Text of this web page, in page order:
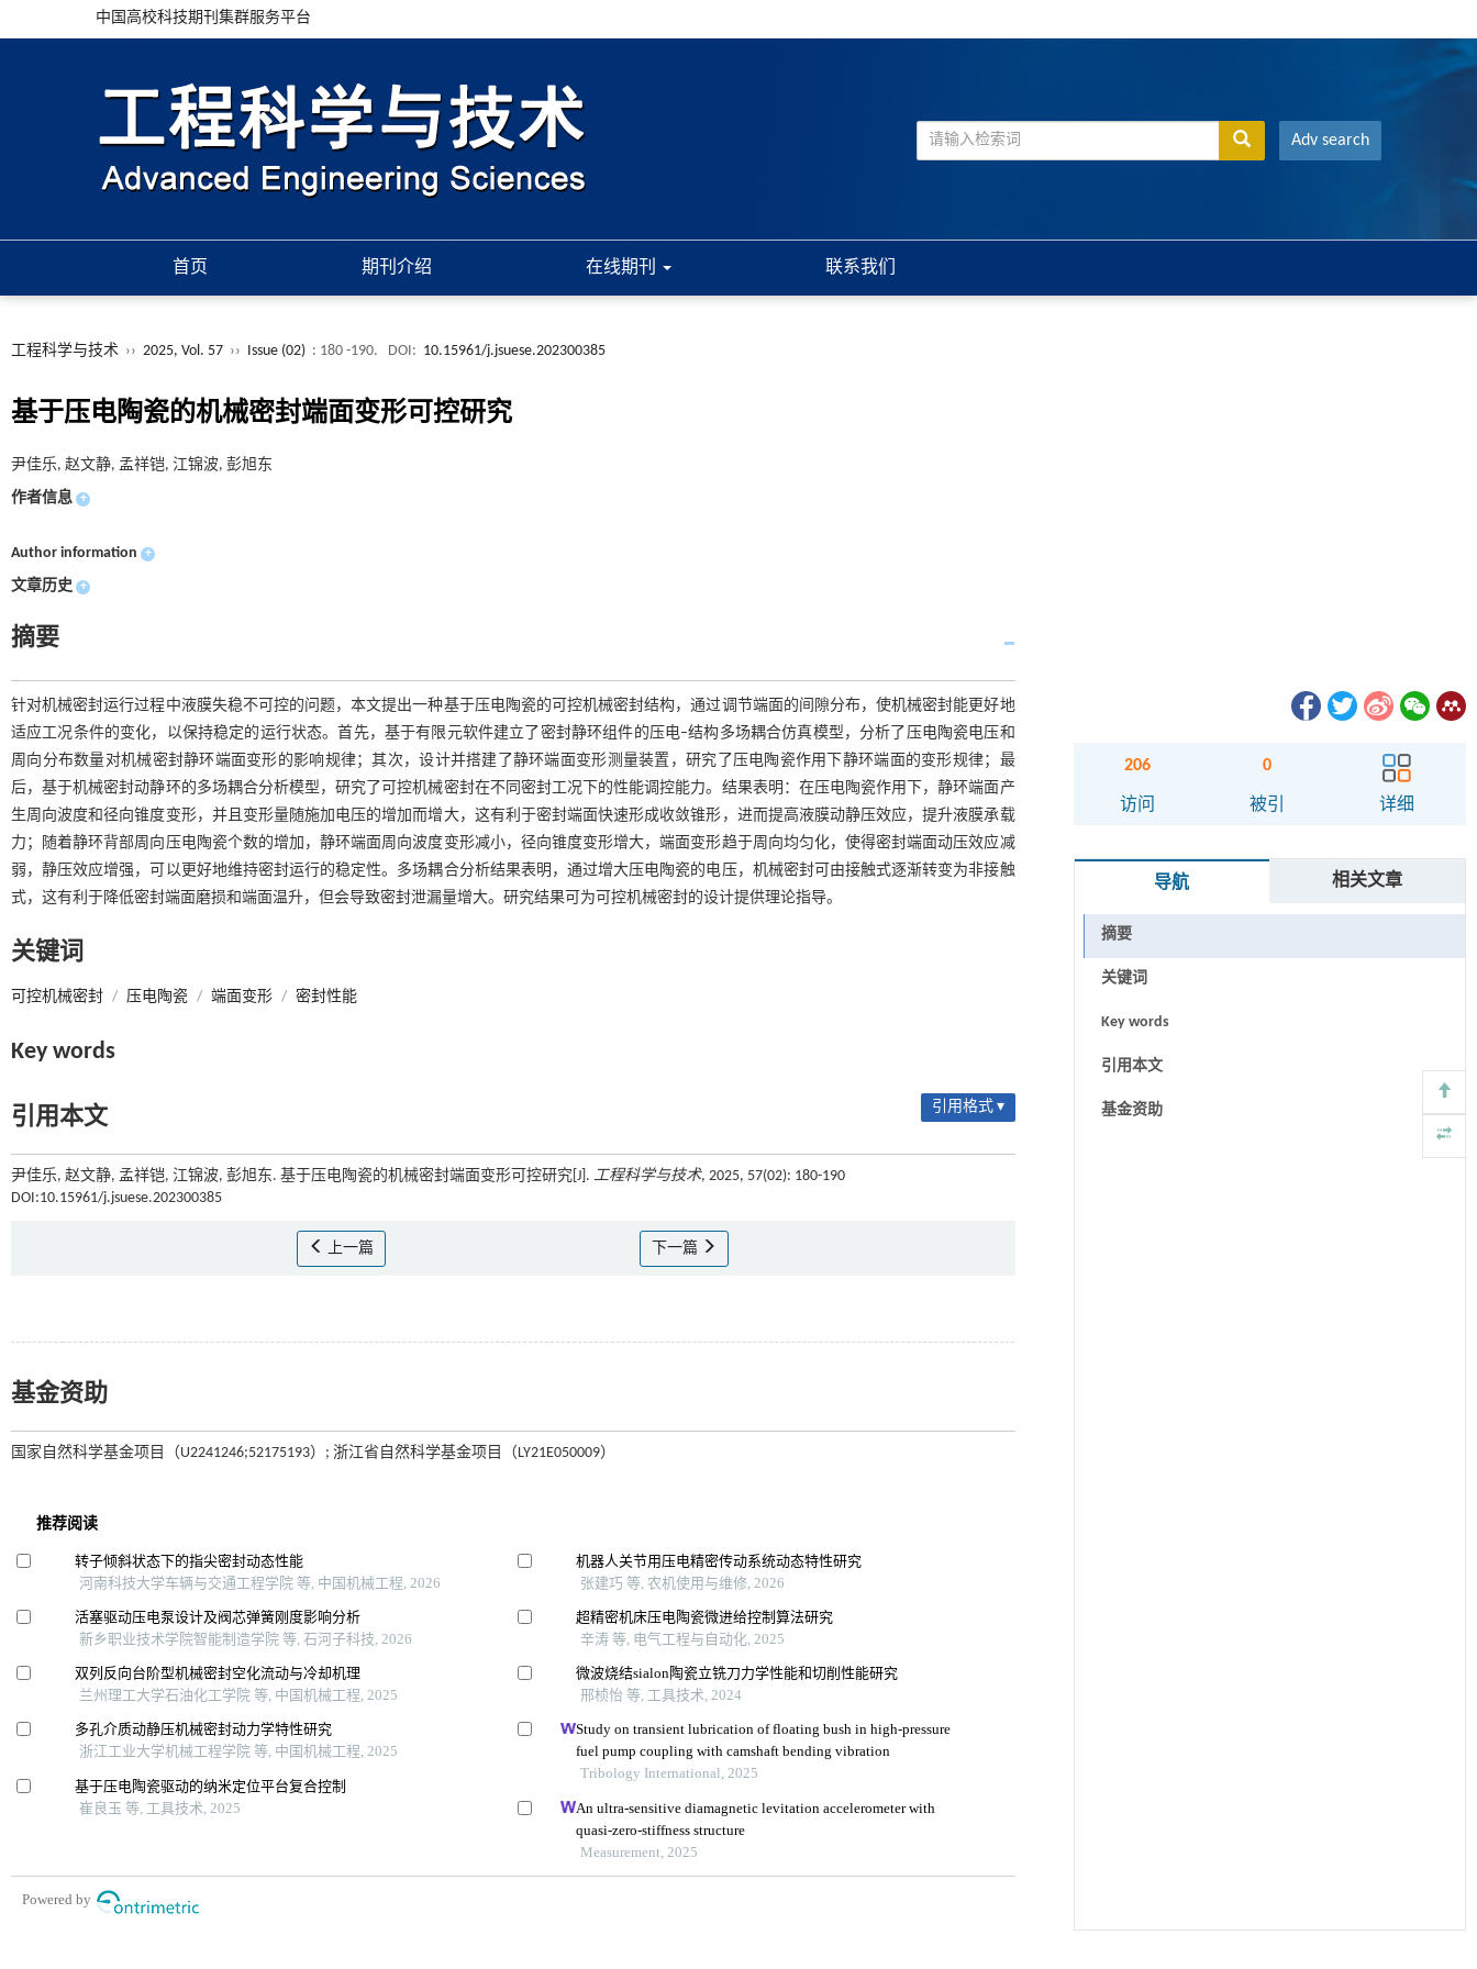
中国高校科技期刊集群服务平台
Adv search
首页 期刊介绍 在线期刊 联系我们
工程科学与技术 ›› 2025, Vol. 57 ›› Issue (02) : 180 -190. DOI: 10.15961/j.jsuese.202300385
基于压电陶瓷的机械密封端面变形可控研究
尹佳乐, 赵文静, 孟祥铠, 江锦波, 彭旭东
作者信息 +
Author information +
文章历史 +
摘要
针对机械密封运行过程中液膜失稳不可控的问题，本文提出一种基于压电陶瓷的可控机械密封结构，通过调节端面的间隙分布，使机械密封能更好地
适应工况条件的变化，以保持稳定的运行状态。首先，基于有限元软件建立了密封静环组件的压电–结构多场耦合仿真模型，分析了压电陶瓷电压和
周向分布数量对机械密封静环端面变形的影响规律；其次，设计并搭建了静环端面变形测量装置，研究了压电陶瓷作用下静环端面的变形规律；最
后，基于机械密封动静环的多场耦合分析模型，研究了可控机械密封在不同密封工况下的性能调控能力。结果表明：在压电陶瓷作用下，静环端面产
生周向波度和径向锥度变形，并且变形量随施加电压的增加而增大，这有利于密封端面快速形成收敛锥形，进而提高液膜动静压效应，提升液膜承载
力；随着静环背部周向压电陶瓷个数的增加，静环端面周向波度变形减小，径向锥度变形增大，端面变形趋于周向均匀化，使得密封端面动压效应减
弱，静压效应增强，可以更好地维持密封运行的稳定性。多场耦合分析结果表明，通过增大压电陶瓷的电压，机械密封可由接触式逐渐转变为非接触
式，这有利于降低密封端面磨损和端面温升，但会导致密封泄漏量增大。研究结果可为可控机械密封的设计提供理论指导。
关键词
可控机械密封 / 压电陶瓷 / 端面变形 / 密封性能
Key words
引用本文 引用格式 ▾
尹佳乐, 赵文静, 孟祥铠, 江锦波, 彭旭东. 基于压电陶瓷的机械密封端面变形可控研究[J]. 工程科学与技术, 2025, 57(02): 180-190
DOI:10.15961/j.jsuese.202300385
上一篇 下一篇
基金资助
国家自然科学基金项目（U2241246;52175193）; 浙江省自然科学基金项目（LY21E050009）
206
访问
0
被引 详细
导航 相关文章
摘要
关键词
Key words
引用本文
基金资助